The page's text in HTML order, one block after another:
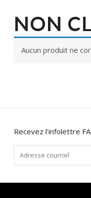
NON
Aucun produit ne
Recevez l'infolettre